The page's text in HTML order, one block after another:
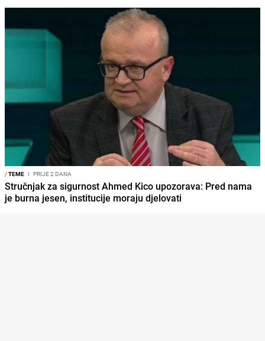
/TEME I PRIJE 2 DANA
Stručnjak za sigurnost Ahmed Kico upozorava: Pred nama
je burna jesen, institucije moraju djelovati